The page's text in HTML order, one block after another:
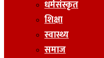
धर्मसंस्कृत
शिक्षा
स्वास्थ्य
समाज